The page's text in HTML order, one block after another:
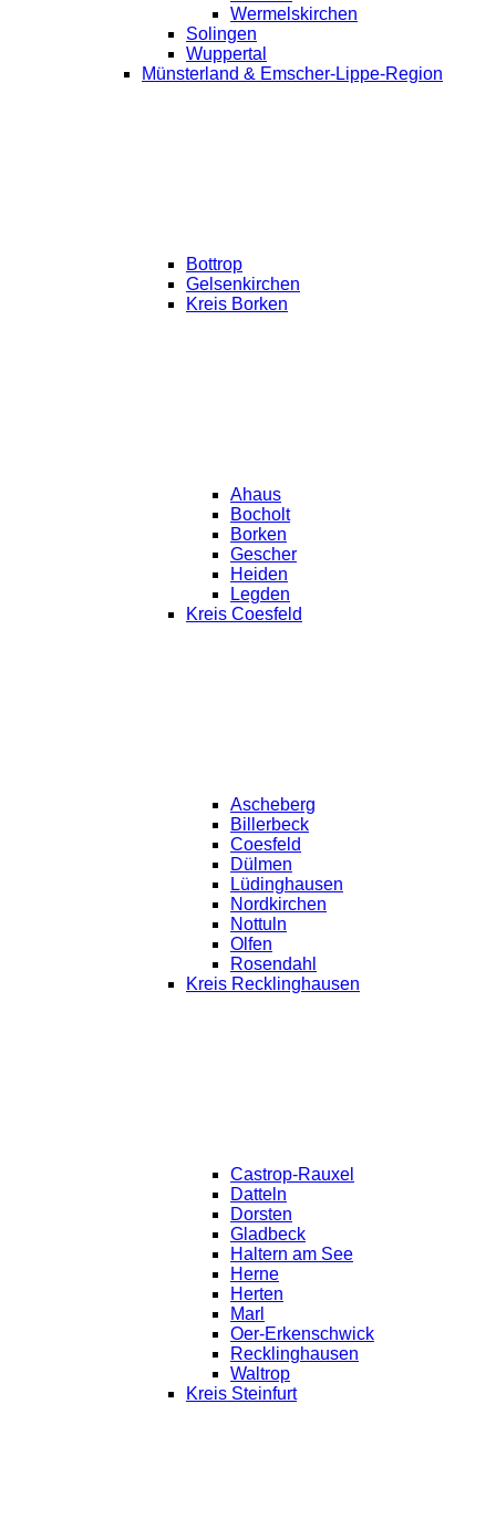
Wermelskirchen
Solingen
Wuppertal
Münsterland & Emscher-Lippe-Region
Bottrop
Gelsenkirchen
Kreis Borken
Ahaus
Bocholt
Borken
Gescher
Heiden
Legden
Kreis Coesfeld
Ascheberg
Billerbeck
Coesfeld
Dülmen
Lüdinghausen
Nordkirchen
Nottuln
Olfen
Rosendahl
Kreis Recklinghausen
Castrop-Rauxel
Datteln
Dorsten
Gladbeck
Haltern am See
Herne
Herten
Marl
Oer-Erkenschwick
Recklinghausen
Waltrop
Kreis Steinfurt